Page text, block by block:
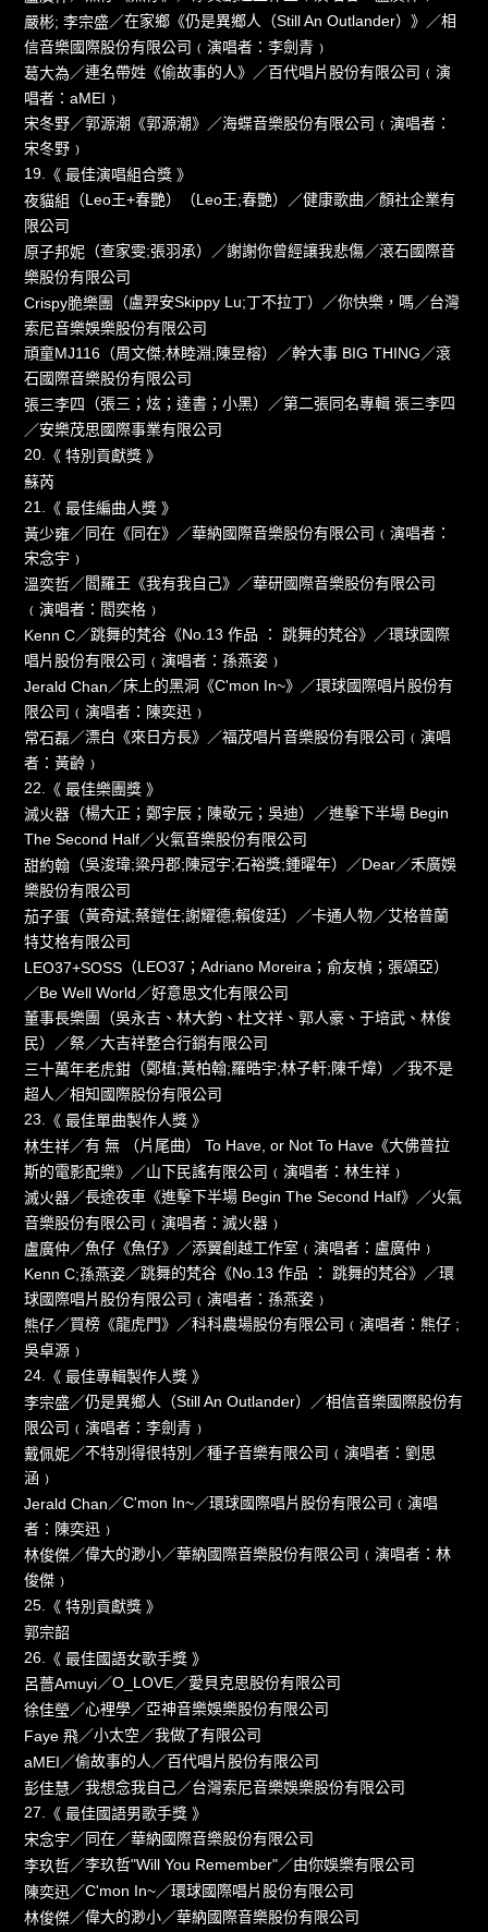
嚴彬; 李宗盛／在家鄉《仍是異鄉人（Still An Outlander）》／相
信音樂國際股份有限公司﹙演唱者：李劍青﹚
葛大為 ／連名帶姓《偷故事的人》／百代唱片股份有限公司﹙演
唱者：aMEI﹚
宋冬野／郭源潮《郭源潮》／海蝶音樂股份有限公司﹙演唱者：
宋冬野﹚
19. 《 最佳演唱組合獎 》
夜貓組
（Leo王+春艷）（Leo王;春艷）／健康歌曲／顏社企業有
限公司
原子邦妮 （查家雯;張羽承）／謝謝你曾經讓我悲傷／滾石國際音
樂股份有限公司
Crispy脆樂團
（盧羿安Skippy Lu;丁不拉丁）／你快樂，嗎／台灣
索尼音樂娛樂股份有限公司
頑童MJ116 （周文傑;林睦淵;陳昱榕）／幹大事 BIG THING／滾
石國際音樂股份有限公司
張三李四
（張三；炫；達書；小黑）／第二張同名專輯 張三李四
／安樂茂思國際事業有限公司
20. 《 特別貢獻獎 》
蘇芮
21.
《 最佳編曲人獎 》
黃少雍／同在《同在》／華納國際音樂股份有限公司﹙演唱者：
宋念宇﹚
溫奕哲／閻羅王《我有我自己》／華研國際音樂股份有限公司
﹙演唱者：閻奕格﹚
Kenn C／跳舞的梵谷《No.13 作品 ： 跳舞的梵谷》／環球國際
唱片股份有限公司﹙演唱者：孫燕姿﹚
Jerald Chan ／床上的黑洞《C'mon In~》／環球國際唱片股份有
限公司﹙演唱者：陳奕迅﹚
常石磊／漂白《來日方長》／福茂唱片音樂股份有限公司﹙演唱
者：黃齡﹚
22.
《 最佳樂團獎 》
滅火器 （楊大正；鄭宇辰；陳敬元；吳迪）／進擊下半場 Begin
The Second Half／火氣音樂股份有限公司
甜約翰 （吳浚瑋;粱丹郡;陳冠宇;石裕獎;鍾曜年）／Dear／禾廣娛
樂股份有限公司
茄子蛋 （黃奇斌;蔡鎧任;謝耀德;賴俊廷）／卡通人物／艾格普蘭
特艾格有限公司
LEO37+SOSS （LEO37；Adriano Moreira；俞友楨；張頌亞）
／Be Well World／好意思文化有限公司
董事長樂團
（吳永吉、林大鈞、杜文祥、郭人豪、于培武、林俊
民）／祭／大吉祥整合行銷有限公司
三十萬年老虎鉗 （鄭植;黃柏翰;羅晧宇;林子軒;陳千煒）／我不是
超人／相知國際股份有限公司
23.
《 最佳單曲製作人獎 》
林生祥／有 無 （片尾曲） To Have, or Not To Have《大佛普拉
斯的電影配樂》／山下民謠有限公司﹙演唱者：林生祥﹚
滅火器／長途夜車《進擊下半場 Begin The Second Half》／火氣
音樂股份有限公司﹙演唱者：滅火器﹚
盧廣仲／魚仔《魚仔》／添翼創越工作室﹙演唱者：盧廣仲﹚
Kenn C;孫燕姿／跳舞的梵谷《No.13 作品 ： 跳舞的梵谷》／環
球國際唱片股份有限公司﹙演唱者：孫燕姿﹚
熊仔／買榜《龍虎門》／科科農場股份有限公司﹙演唱者：熊仔 ;
吳卓源﹚
24.
《 最佳專輯製作人獎 》
李宗盛／仍是異鄉人（Still An Outlander）／相信音樂國際股份有
限公司﹙演唱者：李劍青﹚
戴佩妮／不特別得很特別／種子音樂有限公司﹙演唱者：劉思
涵﹚
Jerald Chan／C'mon In~／環球國際唱片股份有限公司﹙演唱
者：陳奕迅﹚
林俊傑／偉大的渺小／華納國際音樂股份有限公司﹙演唱者：林
俊傑﹚
25.
《 特別貢獻獎 》
郭宗韶
26.
《 最佳國語女歌手獎 》
呂薔Amuyi／O_LOVE／愛貝克思股份有限公司
徐佳瑩 ／心裡學／亞神音樂娛樂股份有限公司
Faye 飛／小太空／我做了有限公司
aMEI ／偷故事的人／百代唱片股份有限公司
彭佳慧／我想念我自己／台灣索尼音樂娛樂股份有限公司
27. 《 最佳國語男歌手獎 》
宋念宇 ／同在／華納國際音樂股份有限公司
李玖哲／李玖哲"Will You Remember"／由你娛樂有限公司
陳奕迅／C'mon In~／環球國際唱片股份有限公司
林俊傑／偉大的渺小／華納國際音樂股份有限公司